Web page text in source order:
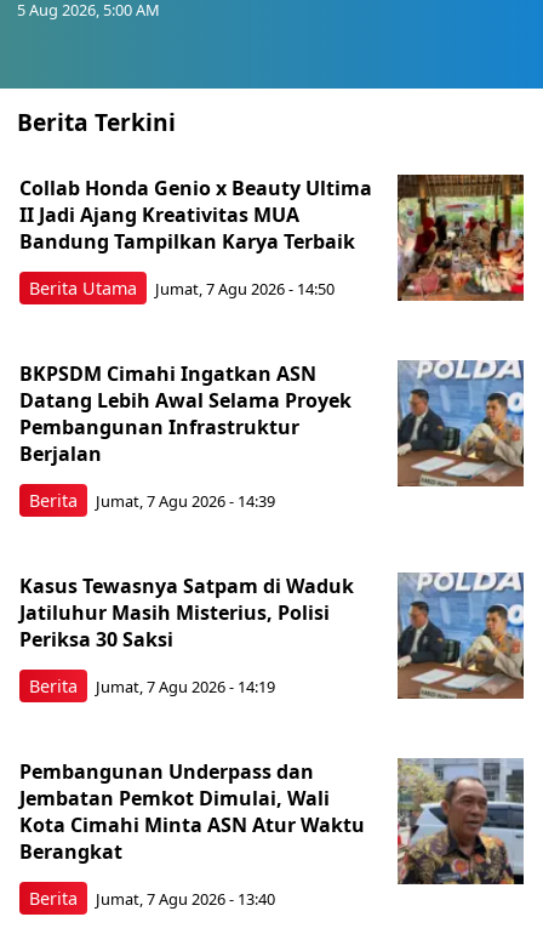
5 Aug 2026, 5:00 AM
Berita Terkini
Berita Utama
Collab Honda Genio x Beauty Ultima
II Jadi Ajang Kreativitas MUA
Bandung Tampilkan Karya Terbaik
Jumat, 7 Agu 2026 - 14:50
Berita
BKPSDM Cimahi Ingatkan ASN
Datang Lebih Awal Selama Proyek
Pembangunan Infrastruktur
Berjalan
Jumat, 7 Agu 2026 - 14:39
Berita
Kasus Tewasnya Satpam di Waduk
Jatiluhur Masih Misterius, Polisi
Periksa 30 Saksi
Jumat, 7 Agu 2026 - 14:19
Berita
Pembangunan Underpass dan
Jembatan Pemkot Dimulai, Wali
Kota Cimahi Minta ASN Atur Waktu
Berangkat
Jumat, 7 Agu 2026 - 13:40